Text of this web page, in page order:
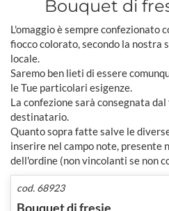
Bouquet di
L'omaggio è sempre confezionato
fiocco colorato, secondo la nostra
locale.
Saremo ben lieti di essere
le Tue particolari esigenze.
La confezione sarà consegnata
destinatario.
Quanto sopra fatte salve le
inserire nel campo note, presente
dell'ordine (non vincolanti se non
cod. 68923
Bouquet di fresie